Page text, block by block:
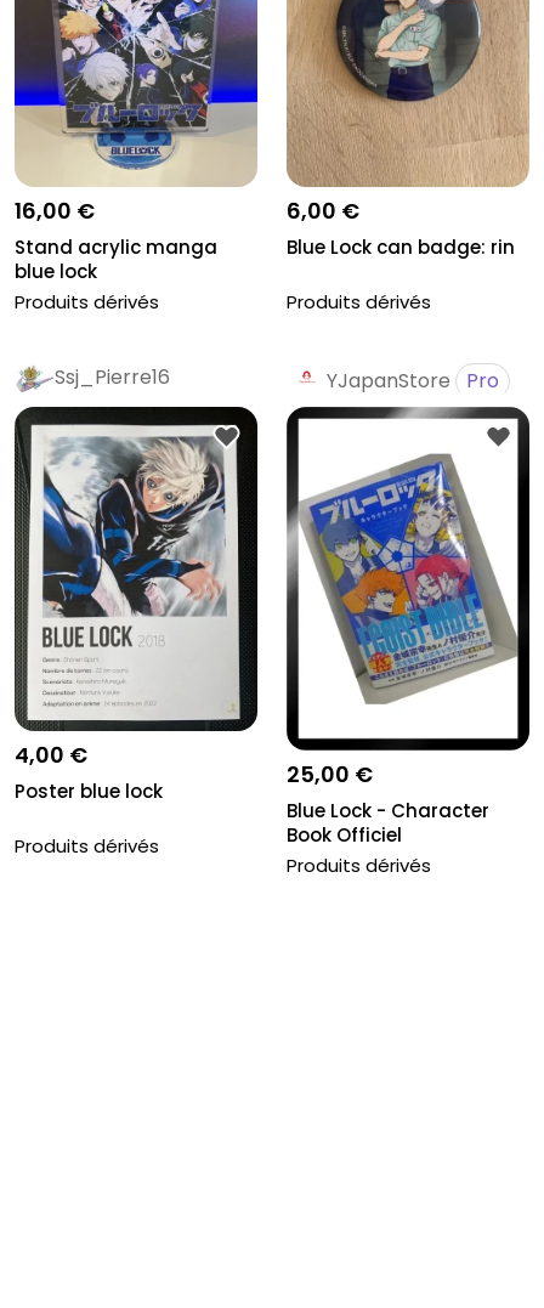
16,00 €
Stand acrylic manga
blue lock
Produits dérivés
6,00 €
Blue Lock can badge: rin
Produits dérivés
Ssj_Pierre16
4,00 €
Poster blue lock
Produits dérivés
YJapanStore Pro
25,00 €
Blue Lock - Character
Book Officiel
Produits dérivés